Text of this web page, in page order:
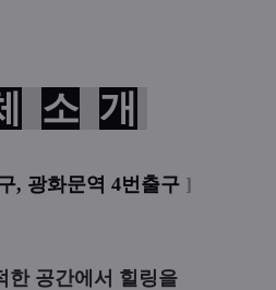
소 개
, 광화문역 4번출구 ]
한 공간에서 힐링을